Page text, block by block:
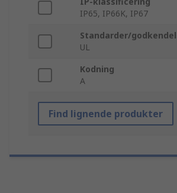
IP65, IP66K, IP67
Standarder/
UL
Kodning
A
Find lignende produkter